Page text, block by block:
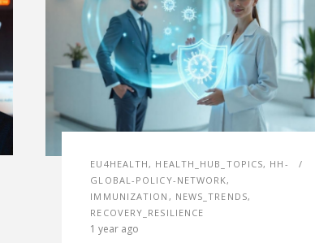
EU4HEALTH , HEALTH_HUB_TOPICS, HH-
GLOBAL-POLICY-NETWORK,
IMMUNIZATION , NEWS_TRENDS,
RECOVERY_RESILIENCE
1 year ago